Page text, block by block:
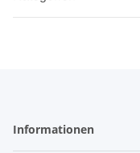
Informationen